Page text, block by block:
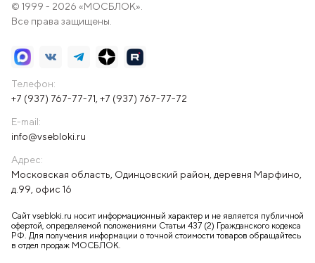
© 1999 - 2026 «МОСБЛОК».
Все права защищены.
Телефон:
+7 (937) 767-77-71 +7 (937) 767-77-72
E-mail:
info@vsebloki.ru
Адрес:
Московская область, Одинцовский район, деревня Марфино,
д.99, офис 16
Сайт vsebloki.ru носит информационный характер и не является публичной
офертой, определяемой положениями Статьи 437 (2) Гражданского кодекса
РФ. Для получения информации о точной стоимости товаров обращайтесь
в отдел продаж МОСБЛОК.